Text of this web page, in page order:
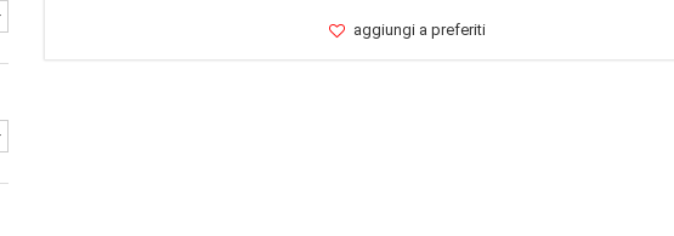
aggiungi a preferiti